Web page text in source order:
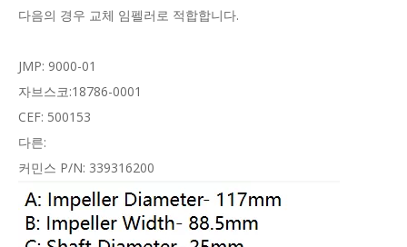
다음의 경우 교체 임펠러로 적합합니다.
JMP: 9000-01
자브스코:18786-0001
CEF: 500153
다른:
커민스 P/N: 339316200